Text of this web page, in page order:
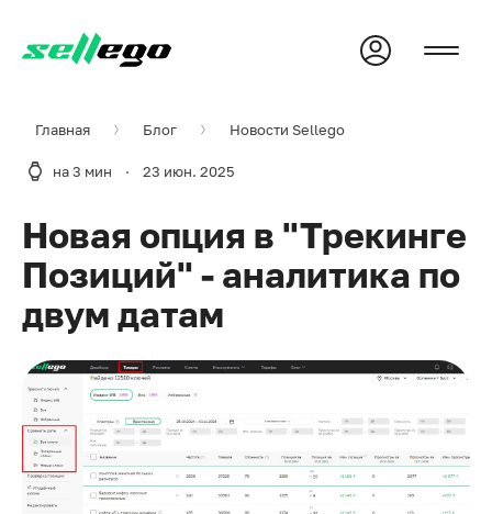
Главная Блог Новости Sellego
на 3 мин · 23 июн. 2025
Новая опция в "Трекинге
Позиций" - аналитика по
двум датам